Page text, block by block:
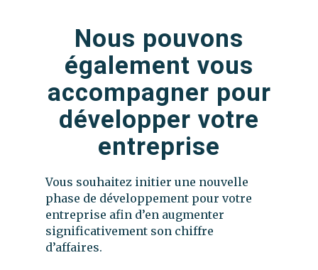
Nous pouvons
également vous
accompagner pour
développer votre
entreprise
Vous souhaitez initier une nouvelle
phase de développement pour votre
entreprise afin d’en augmenter
significativement son chiffre
d’affaires.